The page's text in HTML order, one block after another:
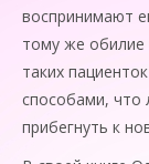
воспринимают
тому же обилие
таких
способами, что
прибегнуть к